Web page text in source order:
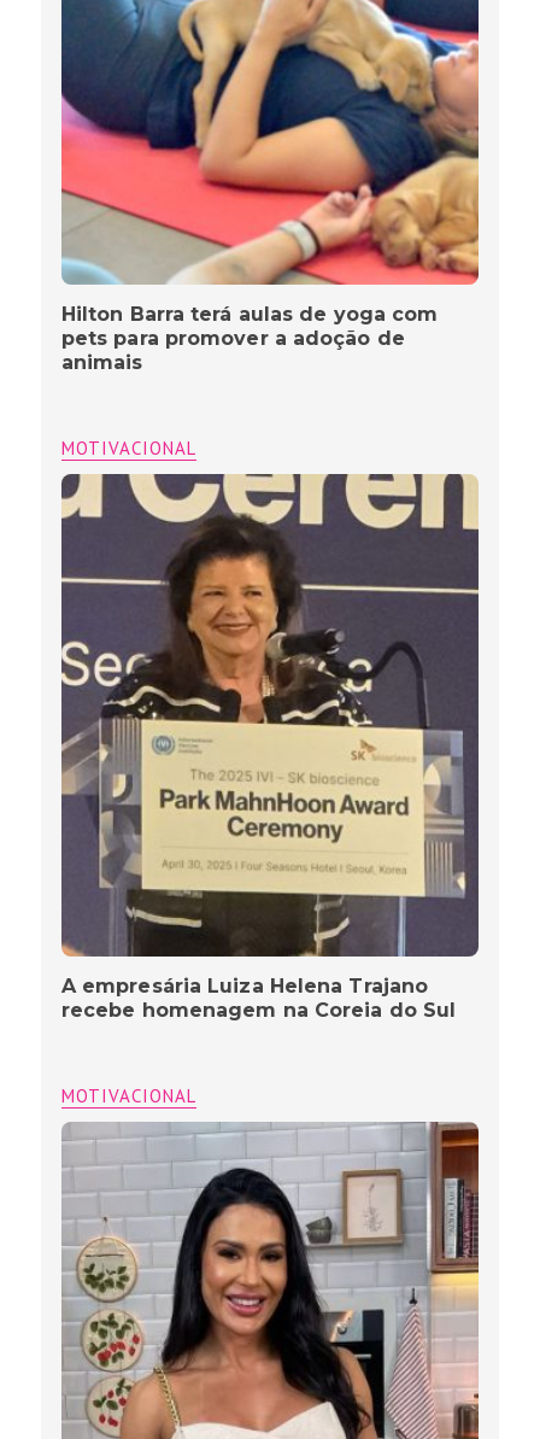
Hilton Barra terá aulas de yoga com
pets para promover a adoção de
animais
MOTIVACIONAL
A empresária Luiza Helena Trajano
recebe homenagem na Coreia do Sul
MOTIVACIONAL